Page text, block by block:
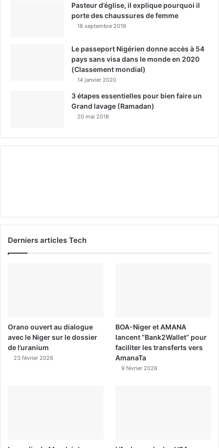
Pasteur d’église, il explique pourquoi il
porte des chaussures de femme
18 septembre 2019
Le passeport Nigérien donne accès à 54
pays sans visa dans le monde en 2020
(Classement mondial)
14 janvier 2020
3 étapes essentielles pour bien faire un
Grand lavage (Ramadan)
20 mai 2018
Derniers articles Tech
Orano ouvert au dialogue
avec le Niger sur le dossier
de l’uranium
23 février 2026
BOA-Niger et AMANA
lancent “Bank2Wallet” pour
faciliter les transferts vers
AmanaTa
9 février 2026